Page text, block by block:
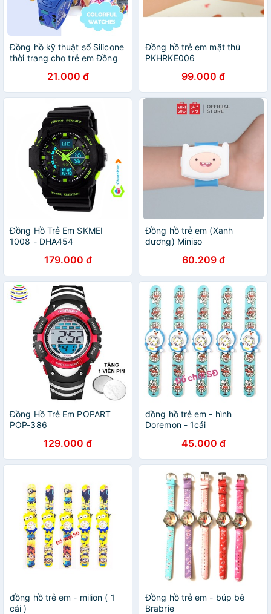
Đồng hồ kỹ thuật số Silicone
thời trang cho trẻ em Đồng
21.000 đ
Đồng hồ trẻ em mặt thú
PKHRKE006
99.000 đ
Đồng Hồ Trẻ Em SKMEI
1008 - DHA454
179.000 đ
Đồng hồ trẻ em (Xanh
dương) Miniso
60.209 đ
Đồng Hồ Trẻ Em POPART
POP-386
129.000 đ
đồng hồ trẻ em - hình
Doremon - 1cái
45.000 đ
đồng hồ trẻ em - milion ( 1
cái )
Đồng hồ trẻ em - búp bê
Brabrie